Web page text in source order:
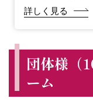
詳しく見る
団体様（
ーム